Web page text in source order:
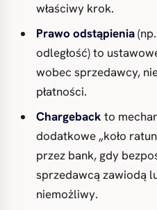
właściwy krok.
Prawo odstąpienia
odległość) to
wobec sprzedawcy,
płatności.
Chargeback to
dodatkowe „koło
przez bank, gdy
sprzedawcą zawiodą
niemożliwy.